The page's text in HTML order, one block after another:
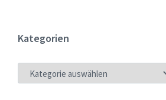
Kategorien
KATEGORIEN